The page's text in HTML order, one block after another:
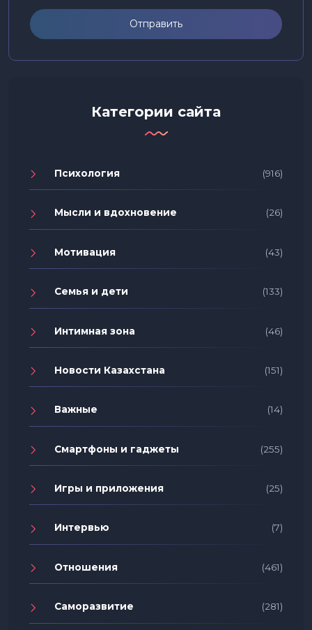
Отправить
Категории сайта
Психология (916)
Мысли и вдохновение (26)
Мотивация (43)
Семья и дети (133)
Интимная зона (46)
Новости Казахстана (151)
Важные (14)
Смартфоны и гаджеты (255)
Игры и приложения (25)
Интервью (7)
Отношения (461)
Саморазвитие (281)